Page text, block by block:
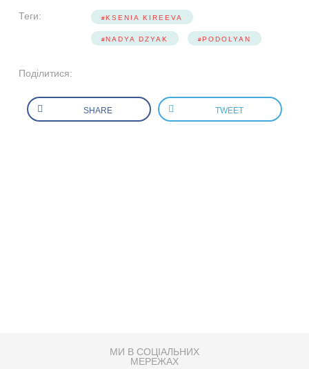
Теги: KSENIA KIREEVA
NADYA DZYAK PODOLYAN
Поділитися:
SHARE TWEET
МИ В СОЦІАЛЬНИХ
МЕРЕЖАХ